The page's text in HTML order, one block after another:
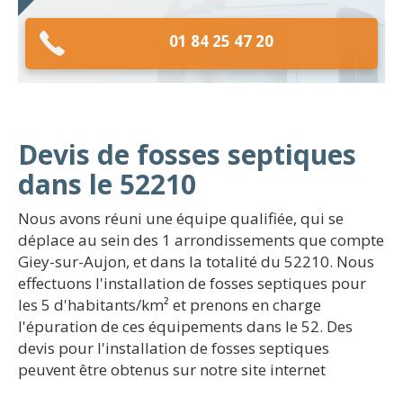
01 84 25 47 20
Devis de fosses septiques
dans le 52210
Nous avons réuni une équipe qualifiée, qui se
déplace au sein des 1 arrondissements que compte
Giey-sur-Aujon, et dans la totalité du 52210. Nous
effectuons l'installation de fosses septiques pour
les 5 d'habitants/km² et prenons en charge
l'épuration de ces équipements dans le 52. Des
devis pour l'installation de fosses septiques
peuvent être obtenus sur notre site internet